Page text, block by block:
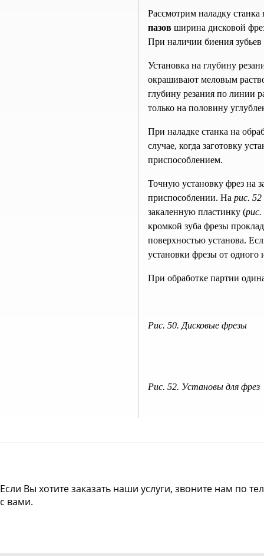
Рассмотрим наладку станка
пазов ширина дисковой
При наличии биения зубьев
Установка на глубину
окрашивают меловым
глубину резания по линии
только на половину
При наладке станка на
случае, когда заготовку
приспособлением.
Точную установку фрез на
приспособлении. На рис. 52
закаленную пластинку (рис.
кромкой зуба фрезы
поверхностью установа.
установки фрезы от
При обработке партии
Рис. 50. Дисковые фрезы
Рис. 52. Установы для фрез
Если Вы хотите заказать наши услуги, звоните нам по
с вами.